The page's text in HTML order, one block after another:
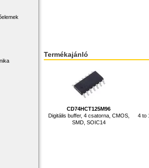
Termékajánló
CD74HCT125M96
Digitális buffer, 4 csatorna, CMOS,
SMD, SOIC14
4 to